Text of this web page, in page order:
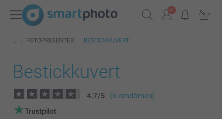
FOTOPRESENTER BESTICKKUVERT
Bestickkuvert
4.7/5 (6 omdömen)